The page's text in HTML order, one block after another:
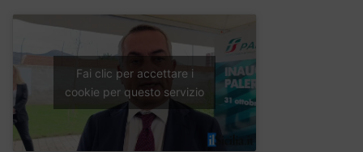
Fai clic per accettare i
cookie per questo servizio